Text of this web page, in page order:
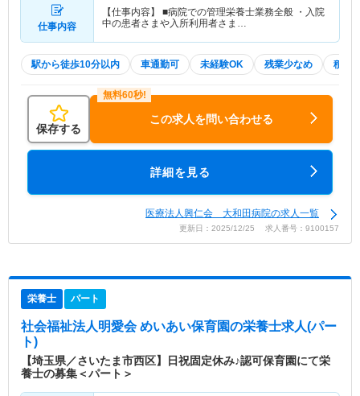
仕事内容
【仕事内容】 ■病院での管理栄養士業務全般 ・入院
中の患者さまや入所利用者さま…
駅から徒歩10分以内 車通勤可 未経験OK 残業少なめ 積極
保存する
この求人を問い合わせる
詳細を見る
医療法人興仁会 大和田病院の求人一覧
更新日：2025/12/25 求人番号：9100157
栄養士 パート
社会福祉法人明愛会 めいあい保育園の栄養士求人(パー
ト)
【埼玉県／さいたま市西区】日祝固定休み♪認可保育園にて栄
養士の募集＜パート＞